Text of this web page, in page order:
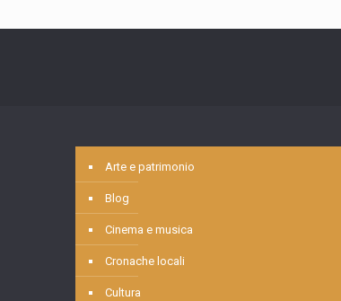
Arte e patrimonio
Blog
Cinema e musica
Cronache locali
Cultura